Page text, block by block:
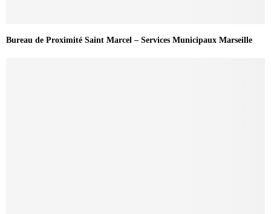
Bureau de Proximité Saint Marcel – Services Municipaux Marseille